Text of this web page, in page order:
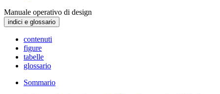
Manuale operativo di design
indici e glossario
contenuti
figure
tabelle
glossario
Sommario